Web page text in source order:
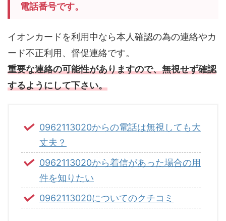
電話番号です。
イオンカードを利用中なら本人確認の為の連絡やカ
ード不正利用、督促連絡です。
重要な連絡の可能性がありますので、無視せず確認
するようにして下さい。
0962113020からの電話は無視しても大
丈夫？
0962113020から着信があった場合の用
件を知りたい
0962113020についてのクチコミ